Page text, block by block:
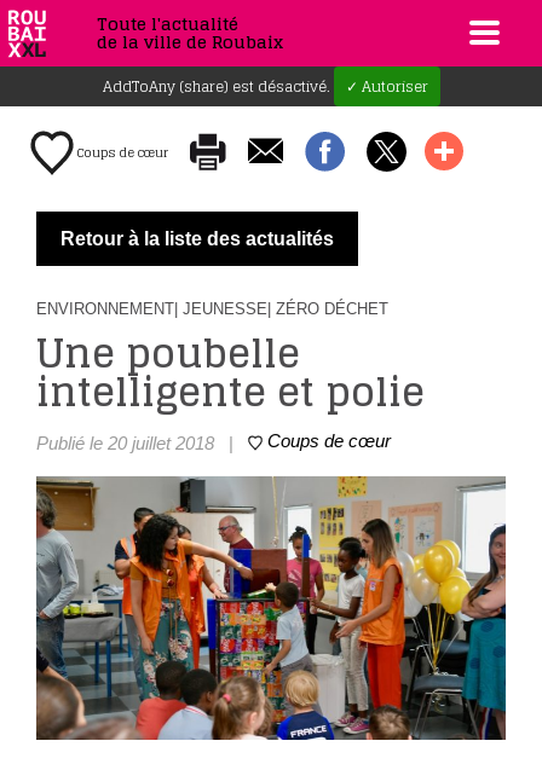
Toute l'actualité
de la ville de Roubaix
AddToAny (share) est désactivé. ✓ Autoriser
Coups de cœur
Retour à la liste des actualités
ENVIRONNEMENT | JEUNESSE | ZÉRO DÉCHET
Une poubelle
intelligente et polie
Publié le 20 juillet 2018 | Coups de cœur